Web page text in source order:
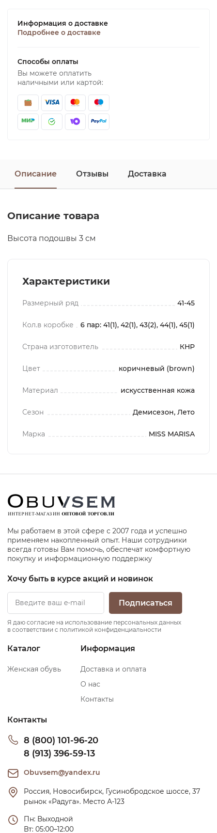
Информация о доставке
Подробнее о доставке
Способы оплаты
Вы можете оплатить
наличными или картой:
Описание Отзывы Доставка
Описание товара
Высота подошвы 3 см
Характеристики
Размерный ряд 41-45
Кол.в коробке 6 пар: 41(1), 42(1), 43(2), 44(1), 45(1)
Страна изготовитель КНР
Цвет коричневый (brown)
Материал искусственная кожа
Сезон Демисезон, Лето
Марка MISS MARISA
Мы работаем в этой сфере с 2007 года и успешно
применяем накопленный опыт. Наши сотрудники
всегда готовы Вам помочь, обеспечат комфортную
покупку и информационную поддержку
Хочу быть в курсе акций и новинок
Подписаться
Я даю согласие на использование персональных данных
в соответствии с политикой конфиденциальности
Каталог
Женская обувь
Информация
Доставка и оплата
О нас
Контакты
Контакты
8 (800) 101-96-20
8 (913) 396-59-13
Obuvsem@yandex.ru
Россия, Новосибирск, Гусинобродское шоссе, 37
рынок «Радуга». Место А-123
Пн: Выходной
Вт: 05:00–12:00